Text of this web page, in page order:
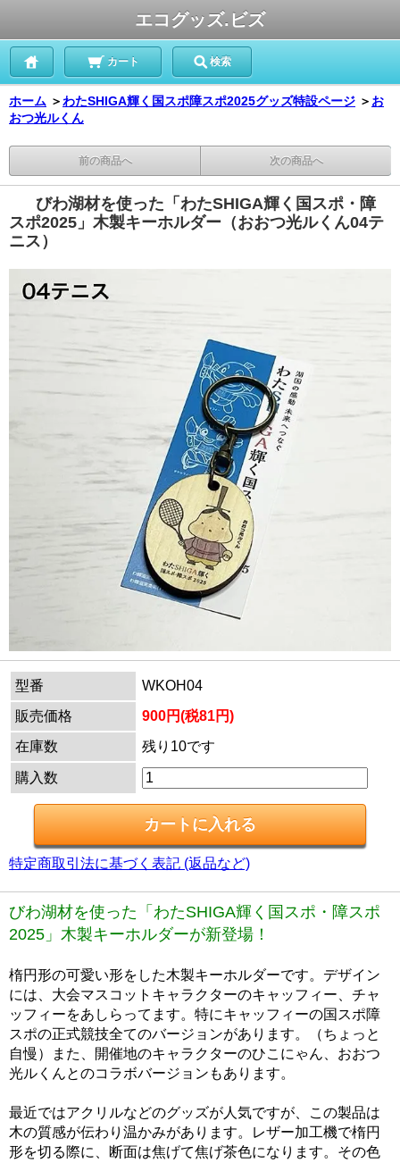
エコグッズ.ビズ
カート 検索
ホーム ＞わたSHIGA輝く国スポ障スポ2025グッズ特設ページ ＞ お
おつ光ルくん
前の商品へ 次の商品へ
びわ湖材を使った「わたSHIGA輝く国スポ・障
スポ2025」木製キーホルダー（おおつ光ルくん04テ
ニス）
型番
WKOH04
販売価格
900円(税81円)
在庫数
残り10です
購入数
特定商取引法に基づく表記 (返品など)
びわ湖材を使った「わたSHIGA輝く国スポ・障スポ
2025」木製キーホルダーが新登場！
楕円形の可愛い形をした木製キーホルダーです。デザイン
には、大会マスコットキャラクターのキャッフィー、チャ
ッフィーをあしらってます。特にキャッフィーの国スポ障
スポの正式競技全てのバージョンがあります。（ちょっと
自慢）また、開催地のキャラクターのひこにゃん、おおつ
光ルくんとのコラボバージョンもあります。
最近ではアクリルなどのグッズが人気ですが、この製品は
木の質感が伝わり温かみがあります。レザー加工機で楕円
形を切る際に、断面は焦げて焦げ茶色になります。その色